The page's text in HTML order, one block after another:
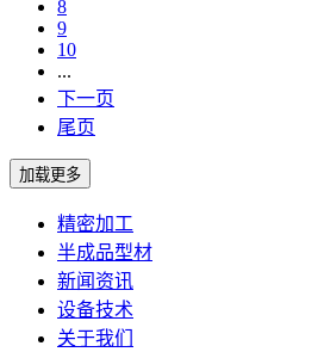
8
9
10
...
下一页
尾页
精密加工
半成品型材
新闻资讯
设备技术
关于我们